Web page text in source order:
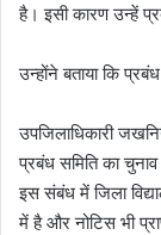
है। इसी कारण उन्हें
उन्होंने बताया कि
उपजिलाधिकारी
प्रबंध समिति का चुनाव
इस संबंध में जिला
में है और नोटिस भी